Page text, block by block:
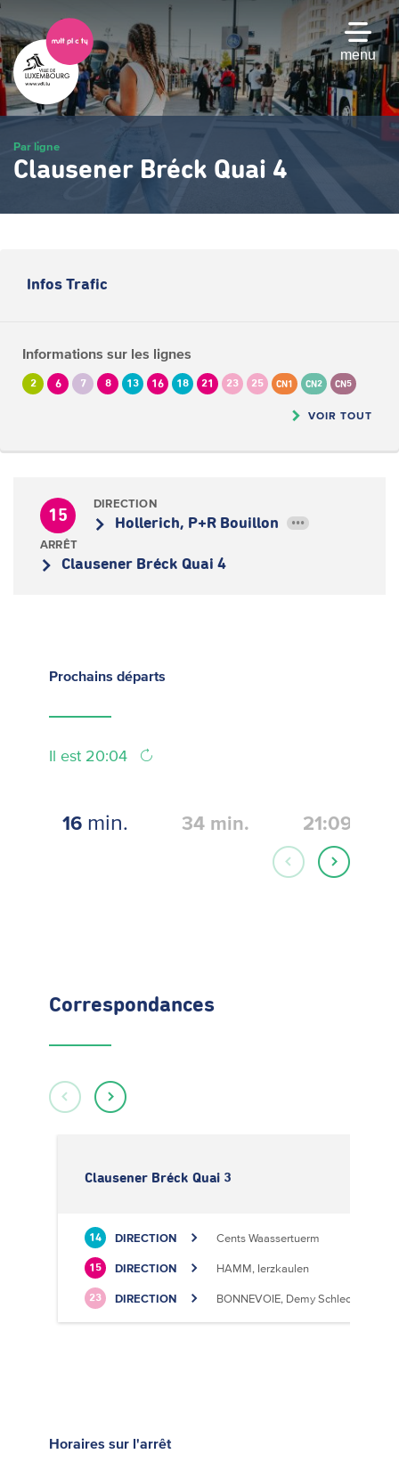
Passer
au
contenu
principal
menu
Par ligne
Clausener Bréck Quai 4
Infos Trafic
Informations sur les lignes
2 6 7 8 13 16 18 21 23 25 CN1 CN2 CN5
VOIR TOUT
15
DIRECTION
Hollerich, P+R Bouillon •••
ARRÊT
Clausener Bréck Quai 4
Prochains départs
Il est 20:04
16 min. 34 min. 21:09
Correspondances
Clausener Bréck Quai 3
14 DIRECTION Cents Waassertuerm
15 DIRECTION HAMM, Ierzkaulen
23 DIRECTION BONNEVOIE, Demy Schlechter
Horaires sur l'arrêt